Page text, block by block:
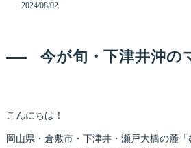
2024/08/02
今が旬・下津井沖の
こんにちは！
岡山県・倉敷市・下津井・瀬戸大橋の麓